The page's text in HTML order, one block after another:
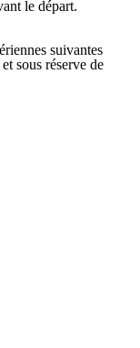
le départ.
suivantes
sous réserve de